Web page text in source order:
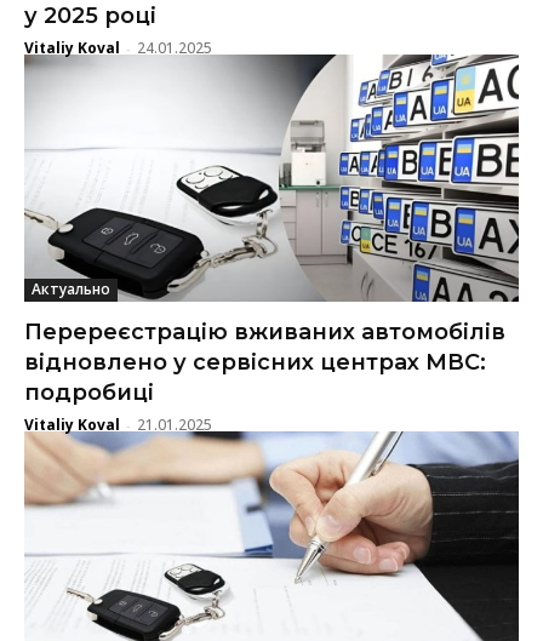
у 2025 році
Vitaliy Koval - 24.01.2025
Актуально
Перереєстрацію вживаних автомобілів
відновлено у сервісних центрах МВС:
подробиці
Vitaliy Koval - 21.01.2025